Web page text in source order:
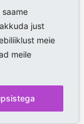
just
meie
meile